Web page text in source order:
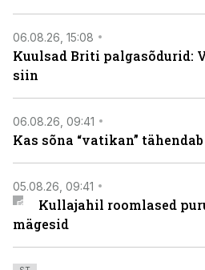
06.08.26, 15:08
Kuulsad Briti palgasõdurid:
siin
06.08.26, 09:41
Kas sõna “vatikan”
05.08.26, 09:41
Kullajahil roomlased
mägesid